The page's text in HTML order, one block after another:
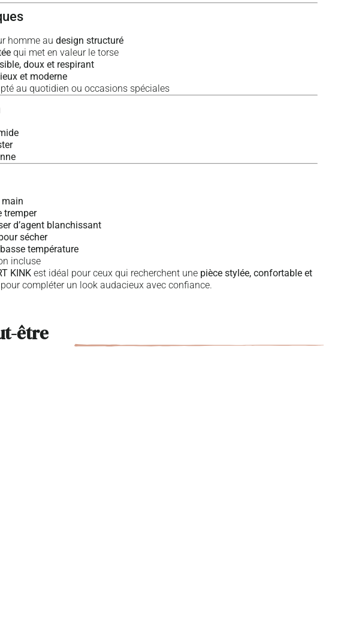
homme audesign structuré
qui met en valeur le torse
doux et respirant
et moderne
au quotidien ou occasions spéciales
tremper
d’agent blanchissant
sécher
basse température
incluse
KINK est idéal pour ceux qui recherchent une pièce stylée, confortable et
pour compléter un look audacieux avec confiance.
être